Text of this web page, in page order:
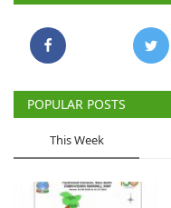
POPULAR POSTS
This Week